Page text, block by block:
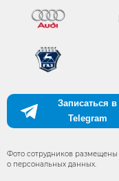
Записаться в
Telegram
Фото сотрудников размещены
о персональных данных.